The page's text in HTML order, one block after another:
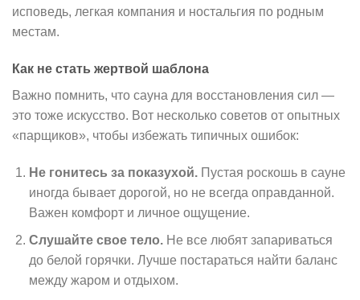
исповедь, легкая компания и ностальгия по родным
местам.
Как не стать жертвой шаблона
Важно помнить, что сауна для восстановления сил —
это тоже искусство. Вот несколько советов от опытных
«парщиков», чтобы избежать типичных ошибок:
Не гонитесь за показухой.Пустая роскошь в сауне
иногда бывает дорогой, но не всегда оправданной.
Важен комфорт и личное ощущение.
Слушайте свое тело.Не все любят запариваться
до белой горячки. Лучше постараться найти баланс
между жаром и отдыхом.